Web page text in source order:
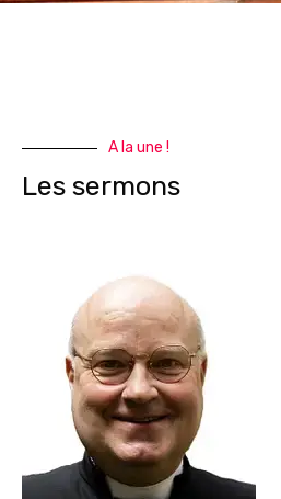
A la une !
Les sermons